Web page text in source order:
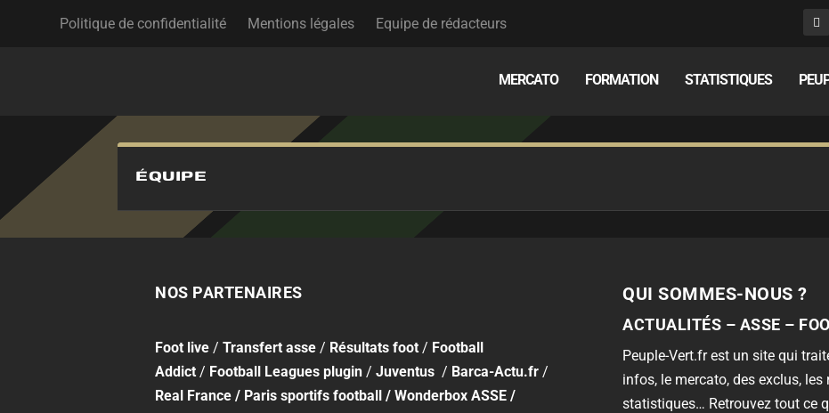
Politique de confidentialité Mentions légales Equipe de rédacteurs
MERCATO FORMATION STATISTIQUES
ÉQUIPE
NOS PARTENAIRES
Foot live /Transfert asse / Résultats foot / Football
Addict / Football Leagues plugin /Juventus / Barca-Actu.fr /
Real France / Paris sportifs football /Wonderbox ASSE /
QUI SOMMES-NOUS ?
ACTUALITÉS – ASSE –
Peuple-Vert.fr est un site qui
infos, le mercato, des exclus,
statistiques… Retrouvez tout ce